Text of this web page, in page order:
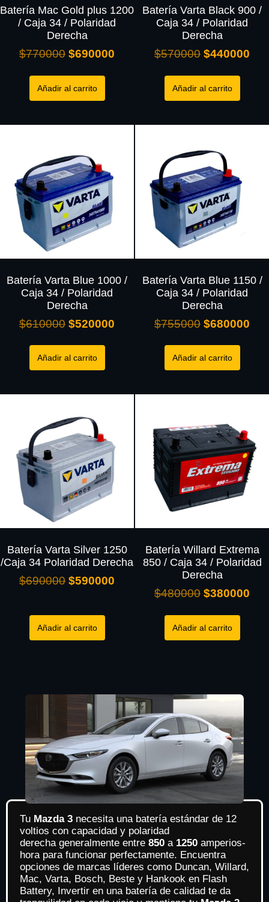
Batería Mac Gold plus 1200
/ Caja 34 / Polaridad
Derecha
$770000 $690000
Añadir al carrito
Batería Varta Black 900 /
Caja 34 / Polaridad
Derecha
$570000 $440000
Añadir al carrito
Batería Varta Blue 1000 /
Caja 34 / Polaridad
Derecha
$610000 $520000
Añadir al carrito
Batería Varta Blue 1150 /
Caja 34 / Polaridad
Derecha
$755000 $680000
Añadir al carrito
Batería Varta Silver 1250
/Caja 34 Polaridad Derecha
$690000 $590000
Añadir al carrito
Batería Willard Extrema
850 / Caja 34 / Polaridad
Derecha
$480000 $380000
Añadir al carrito
Tu Mazda 3 necesita una batería estándar de 12
voltios con capacidad y polaridad
derecha generalmente entre 850 a 1250 amperios-
hora para funcionar perfectamente. Encuentra
opciones de marcas líderes como Duncan, Willard,
Mac, Varta, Bosch, Beste y Hankook en Flash
Battery, Invertir en una batería de calidad te da